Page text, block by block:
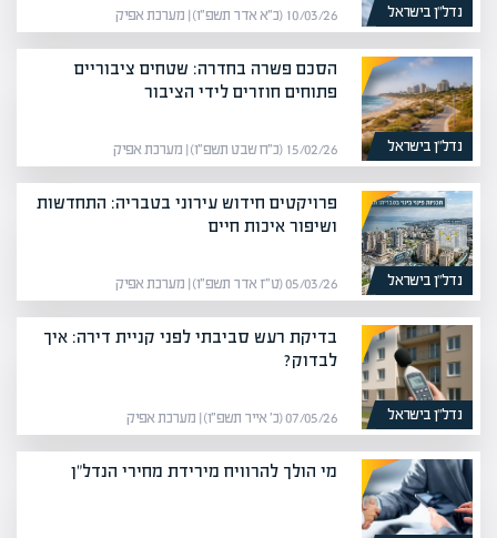
נדל”ן בישראל 10/03/26 (כ״א אדר תשפ״ו) | מערכת אפיק
נדל”ן בישראל
הסכם פשרה בחדרה: שטחים ציבוריים
פתוחים חוזרים לידי הציבור
15/02/26 (כ״ח שבט תשפ״ו) | מערכת אפיק
נדל”ן בישראל
פרויקטים חידוש עירוני בטבריה: התחדשות
ושיפור איכות חיים
05/03/26 (ט״ז אדר תשפ״ו) | מערכת אפיק
נדל”ן בישראל
בדיקת רעש סביבתי לפני קניית דירה: איך
לבדוק?
07/05/26 (כ׳ אייר תשפ״ו) | מערכת אפיק
מי הולך להרוויח מירידת מחירי הנדל"ן